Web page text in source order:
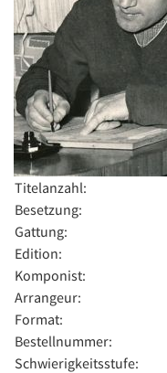
Titelanzahl:
Besetzung:
Gattung:
Edition:
Komponist:
Arrangeur:
Format:
Bestellnummer:
Schwierigkeitsstufe: